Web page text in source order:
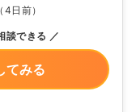
日前）
談できる
てみる